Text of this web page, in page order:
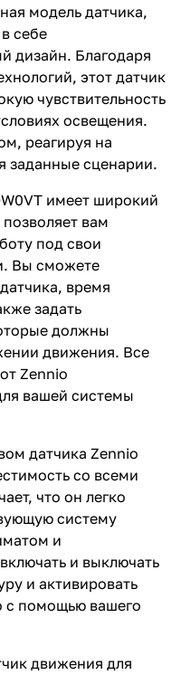
модель датчика,
себе
дизайн. Благодаря
этот датчик
чувствительность
освещения.
реагируя на
заданные сценарии.
имеет широкий
вам
под свои
Вы сможете
время
задать
должны
движения. Все
Zennio
вашей системы
датчика Zennio
со всеми
что он легко
систему
и
и выключать
и активировать
с помощью вашего
движения для